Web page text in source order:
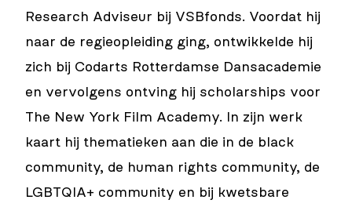
Research Adviseur bij VSBfonds. Voordat hij
naar de regieopleiding ging, ontwikkelde hij
zich bij Codarts Rotterdamse Dansacademie
en vervolgens ontving hij scholarships voor
The New York Film Academy. In zijn werk
kaart hij thematieken aan die in de black
community, de human rights community, de
LGBTQIA+ community en bij kwetsbare